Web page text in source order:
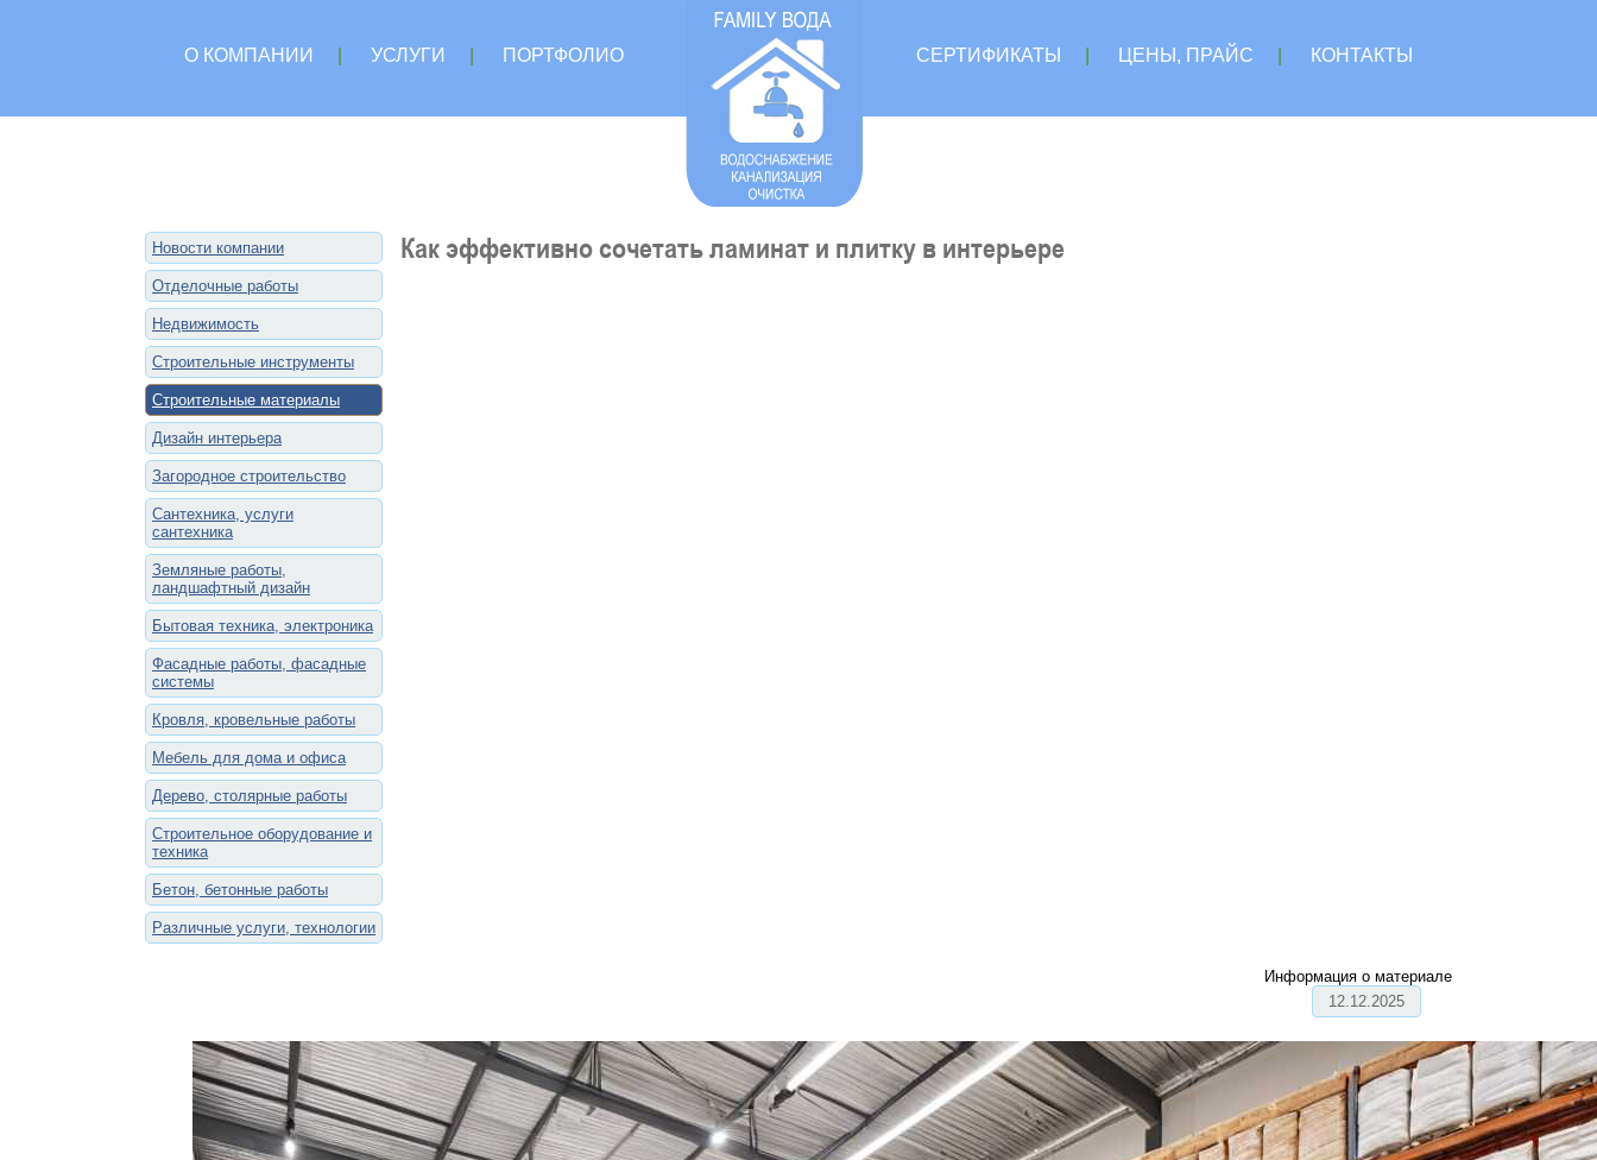
О КОМПАНИИ УСЛУГИ ПОРТФОЛИО СЕРТИФИКАТЫ ЦЕНЫ, ПРАЙС КОНТАКТЫ
Новости компании
Отделочные работы
Недвижимость
Строительные инструменты
Строительные материалы
Дизайн интерьера
Загородное строительство
Сантехника, услуги
сантехника
Земляные работы,
ландшафтный дизайн
Бытовая техника, электроника
Фасадные работы, фасадные
системы
Кровля, кровельные работы
Мебель для дома и офиса
Дерево, столярные работы
Строительное оборудование и
техника
Бетон, бетонные работы
Различные услуги, технологии
Как эффективно сочетать ламинат и плитку в интерьере
Информация о материале
12.12.2025